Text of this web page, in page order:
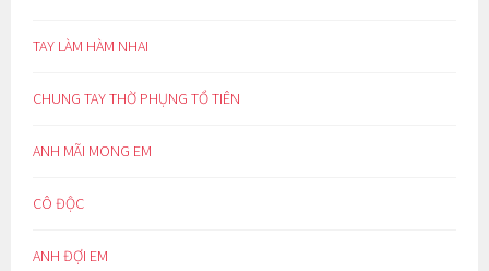
TAY LÀM HÀM NHAI
CHUNG TAY THỜ PHỤNG TỔ TIÊN
ANH MÃI MONG EM
CÔ ĐỘC
ANH ĐỢI EM